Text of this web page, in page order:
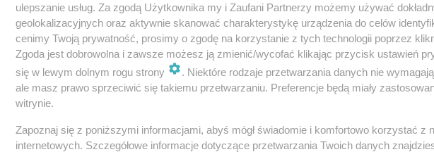
wzór utworu Korteza? Fani spekulują, że zagraniczna piosenkarka
piosenka
te piosenki są do siebie podobne? Oceńcie to sami już teraz na ESKA.pl!
ulepszanie usług. Za zgodą Użytkownika my i Zaufani Partnerzy możemy używać
geolokalizacyjnych oraz aktywnie skanować charakterystykę urządzenia do celów
cenimy Twoją prywatność, prosimy o zgodę na korzystanie z tych technologii poprzez
Zgoda jest dobrowolna i zawsze możesz ją zmienić/wycofać klikając przycisk ustawień
się w lewym dolnym rogu strony
. Niektóre rodzaje przetwarzania danych nie
ale masz prawo sprzeciwić się takiemu przetwarzaniu. Preferencje będą miały
witrynie.
Zapoznaj się z poniższymi informacjami, abyś mógł świadomie i komfortowo korzystać z
internetowych. Szczegółowe informacje dotyczące przetwarzania Twoich danych